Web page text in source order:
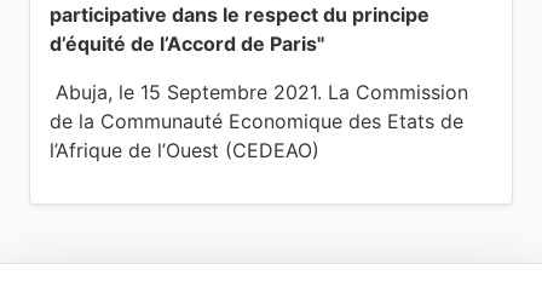
participative dans le respect du principe
d’équité de l’Accord de Paris"
Abuja, le 15 Septembre 2021. La Commission
de la Communauté Economique des Etats de
l’Afrique de l’Ouest (CEDEAO)